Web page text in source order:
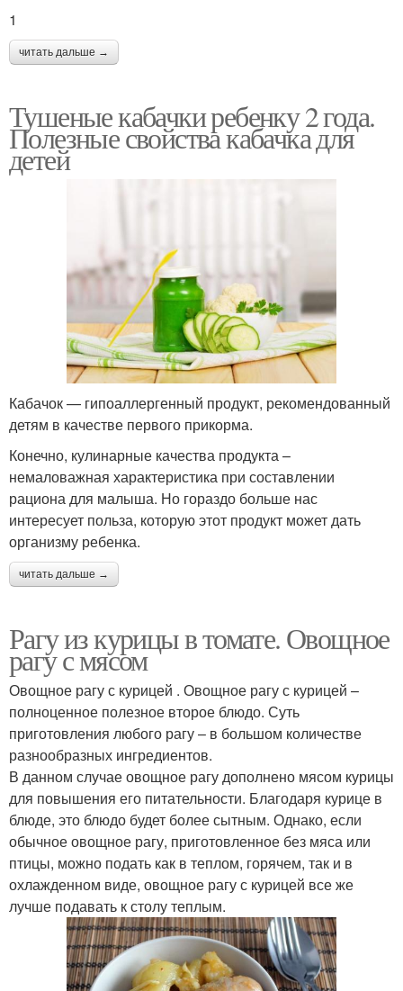
1
читать дальше →
Тушеные кабачки ребенку 2 года.
Полезные свойства кабачка для
детей
Кабачок — гипоаллергенный продукт, рекомендованный
детям в качестве первого прикорма.
Конечно, кулинарные качества продукта –
немаловажная характеристика при составлении
рациона для малыша. Но гораздо больше нас
интересует польза, которую этот продукт может дать
организму ребенка.
читать дальше →
Рагу из курицы в томате. Овощное
рагу с мясом
Овощное рагу с курицей . Овощное рагу с курицей –
полноценное полезное второе блюдо. Суть
приготовления любого рагу – в большом количестве
разнообразных ингредиентов.
В данном случае овощное рагу дополнено мясом курицы
для повышения его питательности. Благодаря курице в
блюде, это блюдо будет более сытным. Однако, если
обычное овощное рагу, приготовленное без мяса или
птицы, можно подать как в теплом, горячем, так и в
охлажденном виде, овощное рагу с курицей все же
лучше подавать к столу теплым.